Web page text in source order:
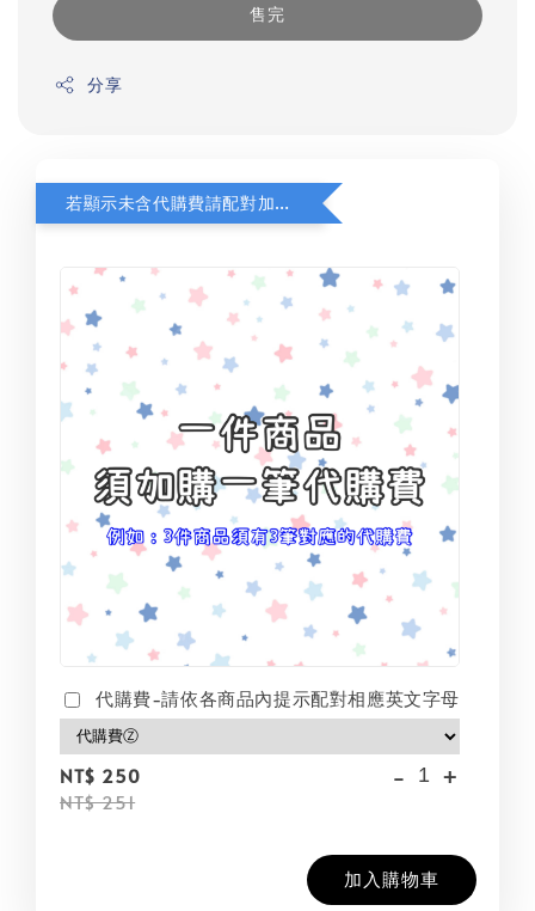
售完
分享
若顯示未含代購費請配對加購(未加購視同無效訂單)
代購費-請依各商品內提示配對相應英文字母
NT$ 250
NT$ 251
- +
加入購物車